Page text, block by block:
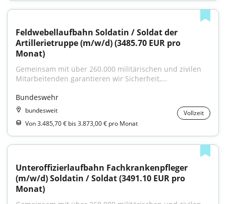
Feldwebellaufbahn Soldatin / Soldat der
Artillerietruppe (m/w/d) (3485.70 EUR pro
Monat)
Gemeinsam mit über 260.000 militärischen und zivilen
Mitarbeitenden garantieren wir Sicherheit,...
Bundeswehr
bundesweit
Vollzeit
Von 3.485,70 € bis 3.873,00 € pro Monat
Unteroffizierlaufbahn Fachkrankenpfleger
(m/w/d) Soldatin / Soldat (3491.10 EUR pro
Monat)